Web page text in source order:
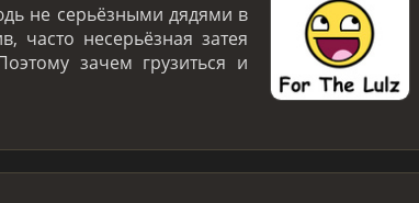
не серьёзными дядями в
часто несерьёзная затея
зачем грузиться и